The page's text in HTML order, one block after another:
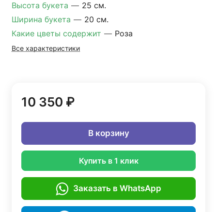
Высота букета — 25 см.
Ширина букета — 20 см.
Какие цветы содержит — Роза
Все характеристики
10 350 ₽
В корзину
Купить в 1 клик
Заказать в WhatsApp